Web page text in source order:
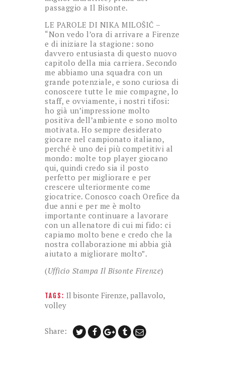
passaggio a Il Bisonte.
LE PAROLE DI NIKA MILOŠIČ –
“Non vedo l’ora di arrivare a Firenze
e di iniziare la stagione: sono
davvero entusiasta di questo nuovo
capitolo della mia carriera. Secondo
me abbiamo una squadra con un
grande potenziale, e sono curiosa di
conoscere tutte le mie compagne, lo
staff, e ovviamente, i nostri tifosi:
ho già un’impressione molto
positiva dell’ambiente e sono molto
motivata. Ho sempre desiderato
giocare nel campionato italiano,
perché è uno dei più competitivi al
mondo: molte top player giocano
qui, quindi credo sia il posto
perfetto per migliorare e per
crescere ulteriormente come
giocatrice. Conosco coach Orefice da
due anni e per me è molto
importante continuare a lavorare
con un allenatore di cui mi fido: ci
capiamo molto bene e credo che la
nostra collaborazione mi abbia già
aiutato a migliorare molto”.
(Ufficio Stampa Il Bisonte Firenze)
TAGS: Il bisonte Firenze, pallavolo,
volley
Share: